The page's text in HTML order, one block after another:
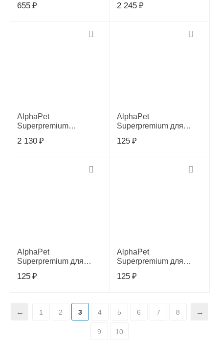
взрослых собак мелких
655 ₽
взрослых собак
2 245 ₽
AlphaPet
Superpremium
взрослых собак
2 130 ₽
AlphaPet
Superpremium для
мясные кусочки в
125 ₽
AlphaPet
Superpremium для
северные ягоды
125 ₽
AlphaPet
Superpremium для
мясные кусочки в
125 ₽
1 2 3 4 5 6 7 8
9 10